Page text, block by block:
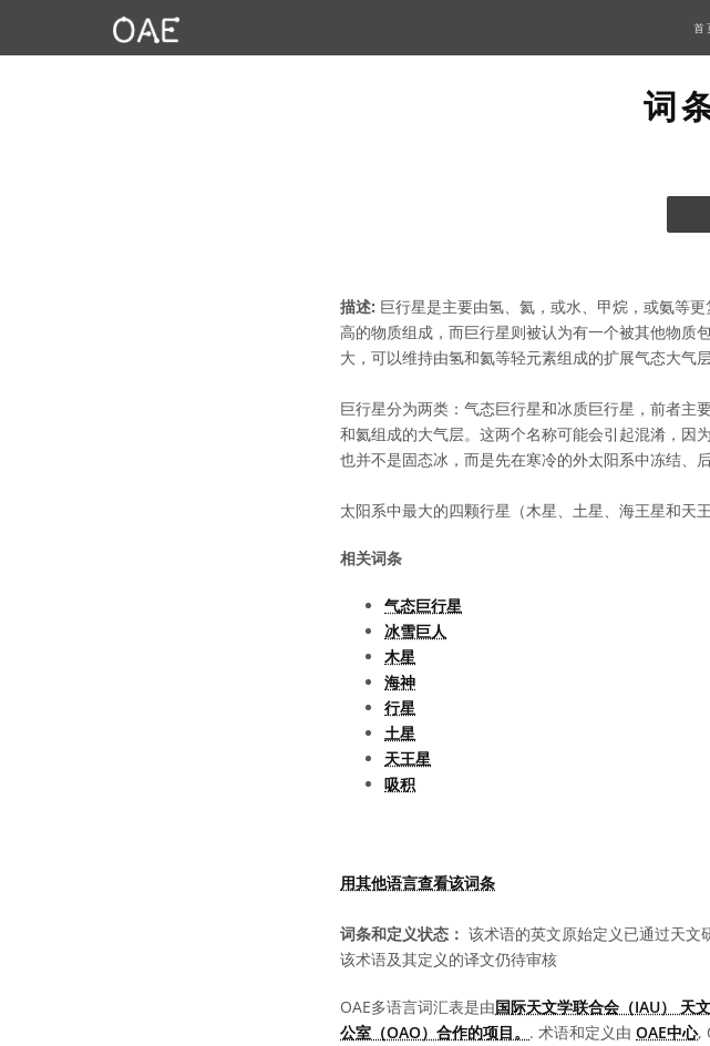
首
词
描述: 巨行星是主要由氢、氦，或水、甲烷，或氨等
高的物质组成，而巨行星则被认为有一个被其他物质
大，可以维持由氢和氦等轻元素组成的扩展气态大气层
巨行星分为两类：气态巨行星和冰质巨行星，前者主
和氦组成的大气层。这两个名称可能会引起混淆，因
也并不是固态冰，而是先在寒冷的外太阳系中冻结、
太阳系中最大的四颗行星（木星、土星、海王星和天
相关词条
气态巨行星
冰雪巨人
木星
海神
行星
土星
天王星
吸积
用其他语言查看该词条
词条和定义状态： 该术语的英文原始定义已通过天文
该术语及其定义的译文仍待审核
OAE多语言词汇表是由国际天文学联合会（IAU） 天
公室（OAO）合作的项目。 . 术语和定义由 OAE中心,